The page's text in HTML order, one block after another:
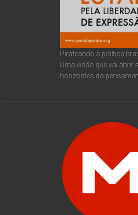
Pirateando a política
Uma visão que vai abrir
horizontes do